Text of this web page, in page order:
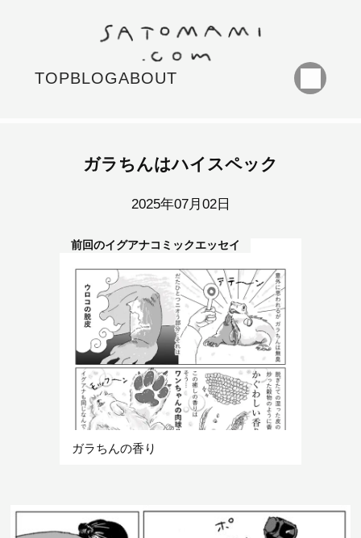
TOPBLOGABOUT
ガラちんはハイスペック
2025年07月02日
前回のイグアナコミックエッセイ
ガラちんの香り